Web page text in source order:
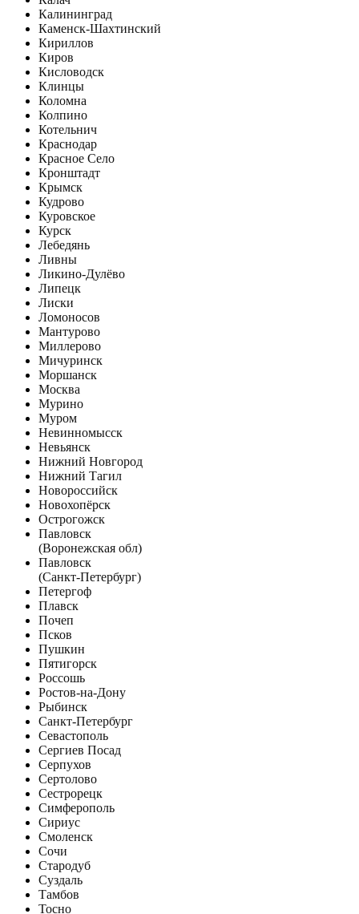
Калининград
Каменск-Шахтинский
Кириллов
Киров
Кисловодск
Клинцы
Коломна
Колпино
Котельнич
Краснодар
Красное Село
Кронштадт
Крымск
Кудрово
Куровское
Курск
Лебедянь
Ливны
Ликино-Дулёво
Липецк
Лиски
Ломоносов
Мантурово
Миллерово
Мичуринск
Моршанск
Москва
Мурино
Муром
Невинномысск
Невьянск
Нижний Новгород
Нижний Тагил
Новороссийск
Новохопёрск
Острогожск
Павловск
(Воронежская обл)
Павловск
(Санкт-Петербург)
Петергоф
Плавск
Почеп
Псков
Пушкин
Пятигорск
Россошь
Ростов-на-Дону
Рыбинск
Санкт-Петербург
Севастополь
Сергиев Посад
Серпухов
Сертолово
Сестрорецк
Симферополь
Сириус
Смоленск
Сочи
Стародуб
Суздаль
Тамбов
Тосно